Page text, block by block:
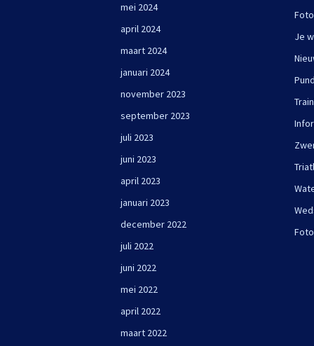
mei 2024
april 2024
maart 2024
januari 2024
november 2023
september 2023
juli 2023
juni 2023
april 2023
januari 2023
december 2022
juli 2022
juni 2022
mei 2022
april 2022
maart 2022
Je